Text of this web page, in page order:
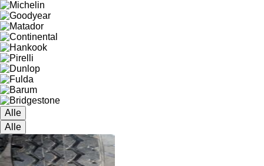
Alle
Alle